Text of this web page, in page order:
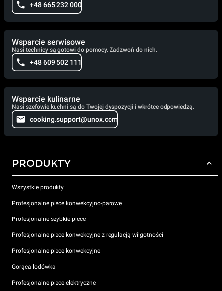
+48 665 232 000
Wsparcie serwisowe
Nasi technicy są gotowi do pomocy. Zadzwoń do nich.
+48 609 502 111
Wsparcie kulinarne
Nasi szefowie kuchni są do Twojej dyspozycji i wkrótce odpowiedzą.
cooking.support@unox.com
PRODUKTY
Wszystkie produkty
Profesjonalne piece konwekcyjno-parowe
Profesjonalne szybkie piece
Profesjonalne piece konwekcyjne z regulacją wilgotności
Profesjonalne piece konwekcyjne
Gorąca lodówka
Profesjonalne piece elektryczne